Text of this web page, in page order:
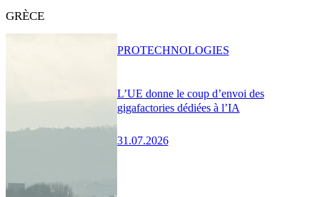
GRÈCE
L’UE donne le coup d’envoi des
gigafactories dédiées à l’IA
31.07.2026
PROTECHNOLOGIES